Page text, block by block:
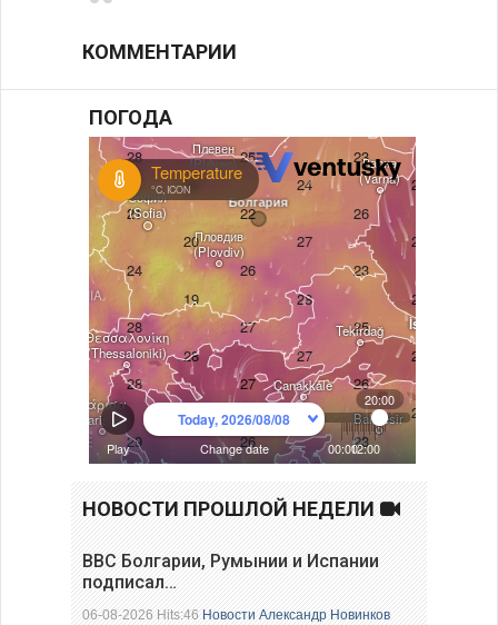
КОММЕНТАРИИ
ПОГОДА
НОВОСТИ ПРОШЛОЙ НЕДЕЛИ
ВВС Болгарии, Румынии и Испании
подписал…
06-08-2026 Hits:46Новости Александр Новинков